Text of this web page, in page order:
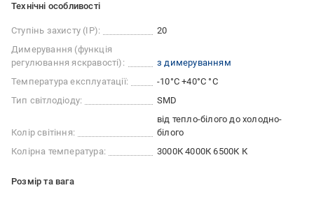
Технічні особливості
Ступінь захисту (IP):
20
Димерування (функція
регулювання яскравості):
з димеруванням
Температура експлуатації:
-10°C +40°C °C
Тип світлодіоду:
SMD
Колір світіння:
від тепло-білого до холодно-
білого
Колірна температура:
3000К 4000К 6500К К
Розмір та вага